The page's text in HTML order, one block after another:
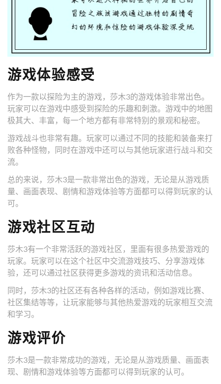
游戏体验感受
作为一款以探险为主的游戏，莎木3的游戏体验非常出色。
玩家可以在游戏中感受到探险的乐趣和刺激。游戏中的地图
极其大、丰富，每一个地方都有非常特别的景观和秘密。
游戏战斗也非常有趣。玩家可以通过不同的技能和装备来打
败各种怪物，同时在游戏中还可以与其他玩家进行战斗和交
流。
总的来说，莎木3是一款非常出色的游戏，无论是从游戏质
量、画面表现、剧情和游戏体验等方面都可以得到玩家的认
可。
游戏社区互动
莎木3有一个非常活跃的游戏社区，里面有很多热爱游戏的
玩家。玩家可以在这个社区中交流游戏技巧、分享游戏体
验，还可以通过社区获得更多游戏的资讯和活动信息。
同时，莎木3的社区还有各种各样的活动，例如游戏比赛、
社区集结等等，让玩家能够与其他热爱游戏的玩家相互交流
和学习。
游戏评价
莎木3是一款非常成功的游戏，无论是从游戏质量、画面表
现、剧情和游戏体验等方面都可以得到玩家的认可。